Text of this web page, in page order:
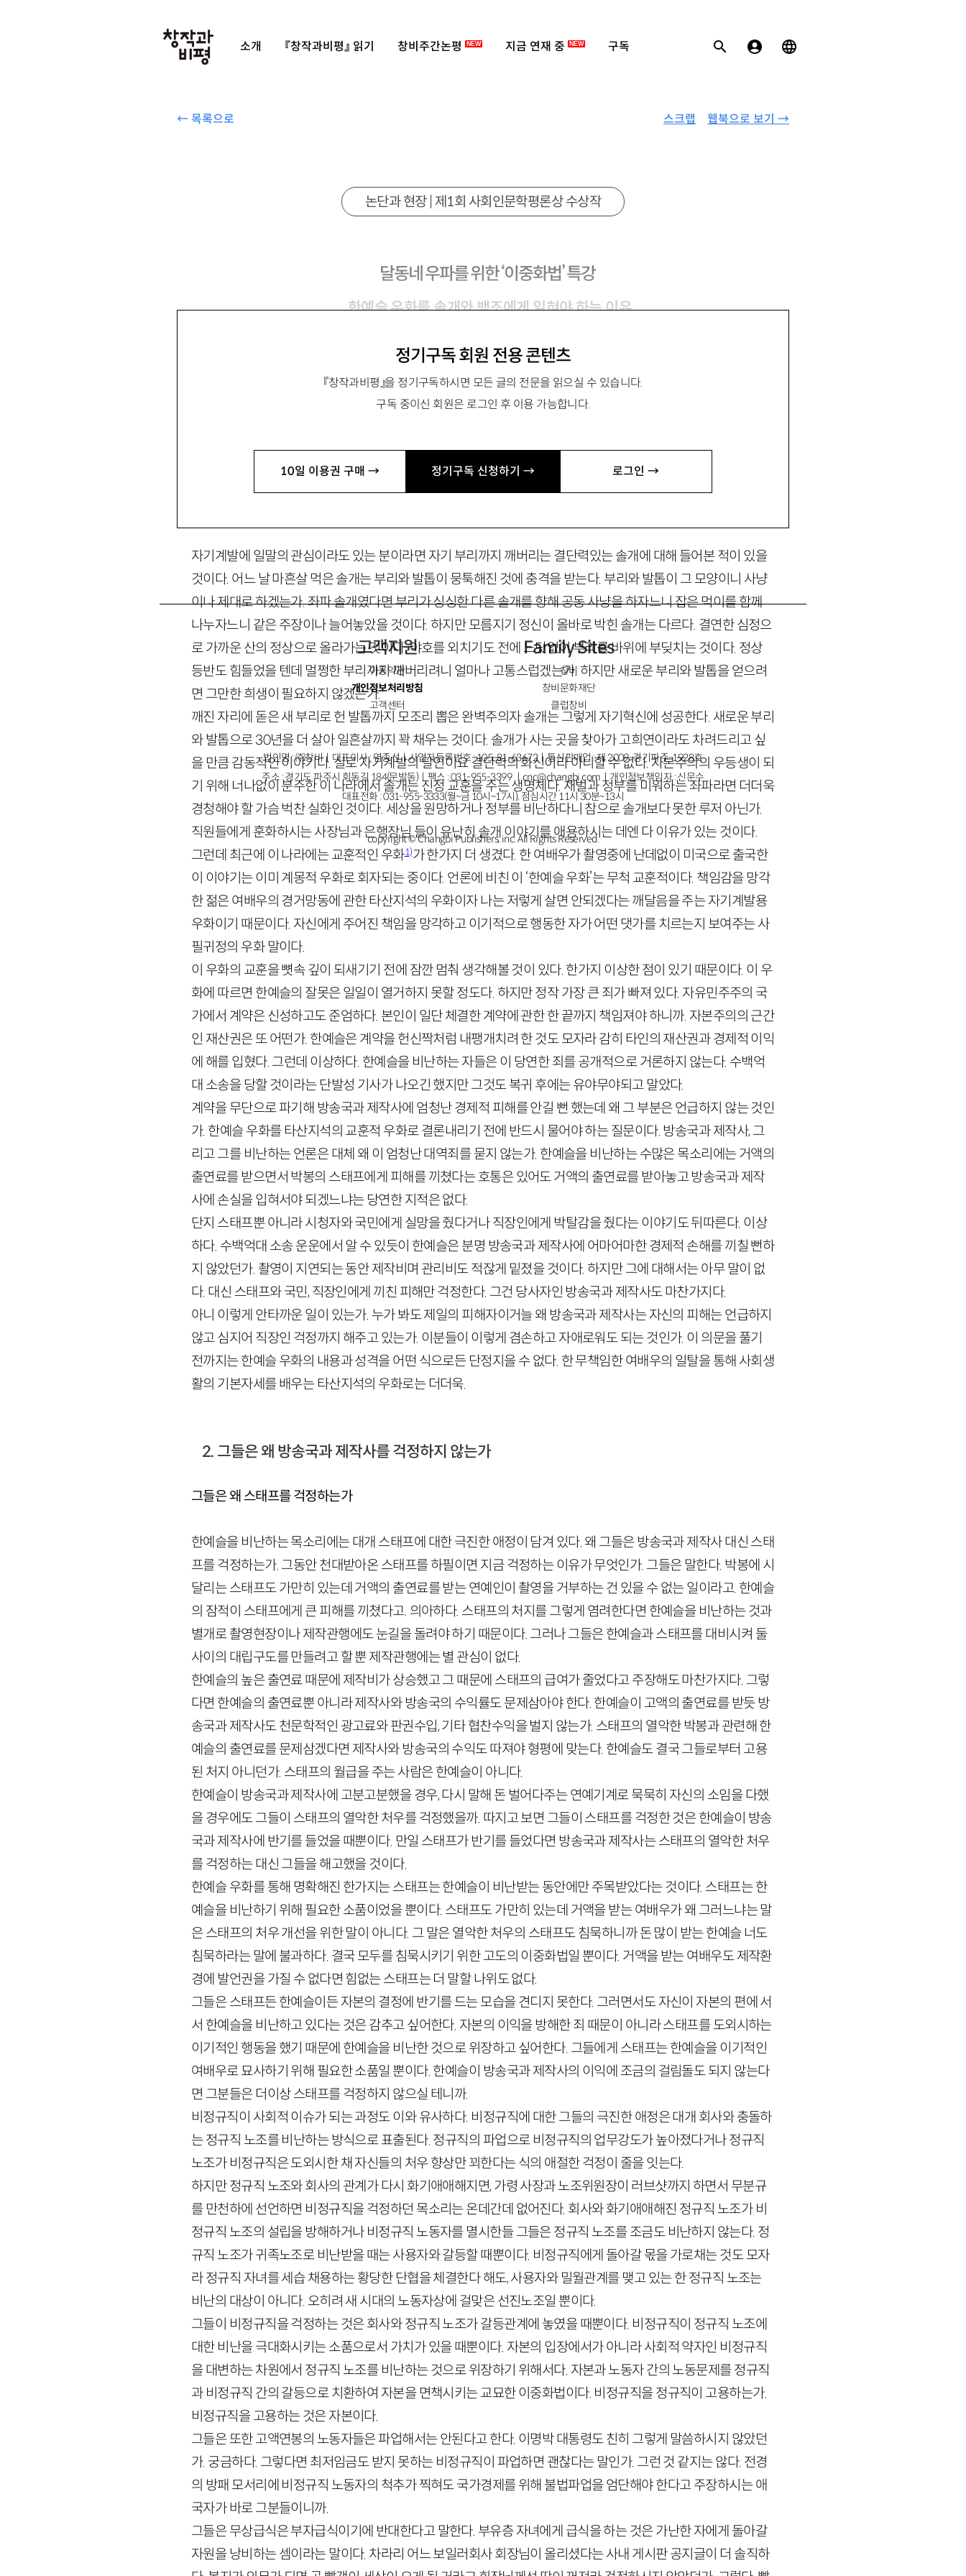
소개 『창작과비평』 읽기 창비주간논평 NEW 지금 연재 중 NEW 구독
← 목록으로 웹북으로 보기 →
스크랩
정기구독 회원 전용 콘텐츠
『창작과비평』을 정기구독하시면 모든 글의 전문을 읽으실 수 있습니다.
구독 중이신 회원은 로그인 후 이용 가능합니다.
10일 이용권 구매 → 정기구독 신청하기 → 로그인 →
논단과 현장 | 제1회 사회인문학평론상 수상작
달동네 우파를 위한 ‘이중화법’ 특강
한예슬 우화를 솔개와 백조에게 읽혀야 하는 이유
자기계발에 일말의 관심이라도 있는 분이라면 자기 부리까지 깨버리는 결단력있는 솔개에 대해 들어본 적이 있을
것이다. 어느 날 마흔살 먹은 솔개는 부리와 발톱이 뭉툭해진 것에 충격을 받는다. 부리와 발톱이 그 모양이니 사냥
이나 제대로 하겠는가. 좌파 솔개였다면 부리가 싱싱한 다른 솔개를 향해 공동 사냥을 하자느니 잡은 먹이를 함께
나누자느니 같은 주장이나 늘어놓았을 것이다. 하지만 모름지기 정신이 올바로 박힌 솔개는 다르다. 결연한 심정으
로 가까운 산의 정상으로 올라가는 것이다. 야호를 외치기도 전에 느닷없이 부리를 바위에 부딪치는 것이다. 정상
등반도 힘들었을 텐데 멀쩡한 부리까지 깨버리려니 얼마나 고통스럽겠는가. 하지만 새로운 부리와 발톱을 얻으려
면 그만한 희생이 필요하지 않겠는가.
깨진 자리에 돋은 새 부리로 헌 발톱까지 모조리 뽑은 완벽주의자 솔개는 그렇게 자기혁신에 성공한다. 새로운 부리
와 발톱으로30년을 더 살아 일흔살까지 꽉 채우는 것이다. 솔개가 사는 곳을 찾아가 고희연이라도 차려드리고 싶
을 만큼 감동적인 이야기다. 실로 자기계발의 달인이요 결단력의 화신이라 아니할 수 없다. 자본주의의 우등생이 되
기 위해 너나없이 분주한 이 나라에서 솔개는 진정 교훈을 주는 생명체다. 재벌과 정부를 미워하는 좌파라면 더더욱
경청해야 할 가슴 벅찬 실화인 것이다. 세상을 원망하거나 정부를 비난하다니 참으로 솔개보다 못한 루저 아닌가.
직원들에게 훈화하시는 사장님과 은행장님 들이 유난히 솔개 이야기를 애용하시는 데엔 다 이유가 있는 것이다.
그런데 최근에 이 나라에는 교훈적인 우화1)가 한가지 더 생겼다. 한 여배우가 촬영중에 난데없이 미국으로 출국한
이 이야기는 이미 계몽적 우화로 회자되는 중이다. 언론에 비친 이 ‘한예슬 우화’는 무척 교훈적이다. 책임감을 망각
한 젊은 여배우의 경거망동에 관한 타산지석의 우화이자 나는 저렇게 살면 안되겠다는 깨달음을 주는 자기계발용
우화이기 때문이다. 자신에게 주어진 책임을 망각하고 이기적으로 행동한 자가 어떤 댓가를 치르는지 보여주는 사
필귀정의 우화 말이다.
이 우화의 교훈을 뼛속 깊이 되새기기 전에 잠깐 멈춰 생각해볼 것이 있다. 한가지 이상한 점이 있기 때문이다. 이 우
화에 따르면 한예슬의 잘못은 일일이 열거하지 못할 정도다. 하지만 정작 가장 큰 죄가 빠져 있다. 자유민주주의 국
가에서 계약은 신성하고도 준엄하다. 본인이 일단 체결한 계약에 관한 한 끝까지 책임져야 하니까. 자본주의의 근간
인 재산권은 또 어떤가. 한예슬은 계약을 헌신짝처럼 내팽개치려 한 것도 모자라 감히 타인의 재산권과 경제적 이익
에 해를 입혔다. 그런데 이상하다. 한예슬을 비난하는 자들은 이 당연한 죄를 공개적으로 거론하지 않는다. 수백억
대 소송을 당할 것이라는 단발성 기사가 나오긴 했지만 그것도 복귀 후에는 유야무야되고 말았다.
계약을 무단으로 파기해 방송국과 제작사에 엄청난 경제적 피해를 안길 뻔 했는데 왜 그 부분은 언급하지 않는 것인
가. 한예슬 우화를 타산지석의 교훈적 우화로 결론내리기 전에 반드시 물어야 하는 질문이다. 방송국과 제작사, 그
리고 그를 비난하는 언론은 대체 왜 이 엄청난 대역죄를 묻지 않는가. 한예슬을 비난하는 수많은 목소리에는 거액의
출연료를 받으면서 박봉의 스태프에게 피해를 끼쳤다는 호통은 있어도 거액의 출연료를 받아놓고 방송국과 제작
사에 손실을 입혀서야 되겠느냐는 당연한 지적은 없다.
단지 스태프뿐 아니라 시청자와 국민에게 실망을 줬다거나 직장인에게 박탈감을 줬다는 이야기도 뒤따른다. 이상
하다. 수백억대 소송 운운에서 알 수 있듯이 한예슬은 분명 방송국과 제작사에 어마어마한 경제적 손해를 끼칠 뻔하
지 않았던가. 촬영이 지연되는 동안 제작비며 관리비도 적잖게 밑졌을 것이다. 하지만 그에 대해서는 아무 말이 없
다. 대신 스태프와 국민, 직장인에게 끼친 피해만 걱정한다. 그건 당사자인 방송국과 제작사도 마찬가지다.
아니 이렇게 안타까운 일이 있는가. 누가 봐도 제일의 피해자이거늘 왜 방송국과 제작사는 자신의 피해는 언급하지
않고 심지어 직장인 걱정까지 해주고 있는가. 이분들이 이렇게 겸손하고 자애로워도 되는 것인가. 이 의문을 풀기
전까지는 한예슬 우화의 내용과 성격을 어떤 식으로든 단정지을 수 없다. 한 무책임한 여배우의 일탈을 통해 사회생
활의 기본자세를 배우는 타산지석의 우화로는 더더욱.
2. 그들은 왜 방송국과 제작사를 걱정하지 않는가
그들은 왜 스태프를 걱정하는가
한예슬을 비난하는 목소리에는 대개 스태프에 대한 극진한 애정이 담겨 있다. 왜 그들은 방송국과 제작사 대신 스태
프를 걱정하는가. 그동안 천대받아온 스태프를 하필이면 지금 걱정하는 이유가 무엇인가. 그들은 말한다. 박봉에 시
달리는 스태프도 가만히 있는데 거액의 출연료를 받는 연예인이 촬영을 거부하는 건 있을 수 없는 일이라고. 한예슬
의 잠적이 스태프에게 큰 피해를 끼쳤다고. 의아하다. 스태프의 처지를 그렇게 염려한다면 한예슬을 비난하는 것과
별개로 촬영현장이나 제작관행에도 눈길을 돌려야 하기 때문이다. 그러나 그들은 한예슬과 스태프를 대비시켜 둘
사이의 대립구도를 만들려고 할 뿐 제작관행에는 별 관심이 없다.
한예슬의 높은 출연료 때문에 제작비가 상승했고 그 때문에 스태프의 급여가 줄었다고 주장해도 마찬가지다. 그렇
다면 한예슬의 출연료뿐 아니라 제작사와 방송국의 수익률도 문제삼아야 한다. 한예슬이 고액의 출연료를 받듯 방
송국과 제작사도 천문학적인 광고료와 판권수입, 기타 협찬수익을 벌지 않는가. 스태프의 열악한 박봉과 관련해 한
예슬의 출연료를 문제삼겠다면 제작사와 방송국의 수익도 따져야 형평에 맞는다. 한예슬도 결국 그들로부터 고용
된 처지 아니던가. 스태프의 월급을 주는 사람은 한예슬이 아니다.
한예슬이 방송국과 제작사에 고분고분했을 경우, 다시 말해 돈 벌어다주는 연예기계로 묵묵히 자신의 소임을 다했
을 경우에도 그들이 스태프의 열악한 처우를 걱정했을까. 따지고 보면 그들이 스태프를 걱정한 것은 한예슬이 방송
국과 제작사에 반기를 들었을 때뿐이다. 만일 스태프가 반기를 들었다면 방송국과 제작사는 스태프의 열악한 처우
를 걱정하는 대신 그들을 해고했을 것이다.
한예슬 우화를 통해 명확해진 한가지는 스태프는 한예슬이 비난받는 동안에만 주목받았다는 것이다. 스태프는 한
예슬을 비난하기 위해 필요한 소품이었을 뿐이다. 스태프도 가만히 있는데 거액을 받는 여배우가 왜 그러느냐는 말
은 스태프의 처우 개선을 위한 말이 아니다. 그 말은 열악한 처우의 스태프도 침묵하니까 돈 많이 받는 한예슬 너도
침묵하라는 말에 불과하다. 결국 모두를 침묵시키기 위한 고도의 이중화법일 뿐이다. 거액을 받는 여배우도 제작환
경에 발언권을 가질 수 없다면 힘없는 스태프는 더 말할 나위도 없다.
그들은 스태프든 한예슬이든 자본의 결정에 반기를 드는 모습을 견디지 못한다. 그러면서도 자신이 자본의 편에 서
서 한예슬을 비난하고 있다는 것은 감추고 싶어한다. 자본의 이익을 방해한 죄 때문이 아니라 스태프를 도외시하는
이기적인 행동을 했기 때문에 한예슬을 비난한 것으로 위장하고 싶어한다. 그들에게 스태프는 한예슬을 이기적인
여배우로 묘사하기 위해 필요한 소품일 뿐이다. 한예슬이 방송국과 제작사의 이익에 조금의 걸림돌도 되지 않는다
면 그분들은 더이상 스태프를 걱정하지 않으실 테니까.
비정규직이 사회적 이슈가 되는 과정도 이와 유사하다. 비정규직에 대한 그들의 극진한 애정은 대개 회사와 충돌하
는 정규직 노조를 비난하는 방식으로 표출된다. 정규직의 파업으로 비정규직의 업무강도가 높아졌다거나 정규직
노조가 비정규직은 도외시한 채 자신들의 처우 향상만 꾀한다는 식의 애절한 걱정이 줄을 잇는다.
하지만 정규직 노조와 회사의 관계가 다시 화기애애해지면, 가령 사장과 노조위원장이 러브샷까지 하면서 무분규
를 만천하에 선언하면 비정규직을 걱정하던 목소리는 온데간데 없어진다. 회사와 화기애애해진 정규직 노조가 비
정규직 노조의 설립을 방해하거나 비정규직 노동자를 멸시한들 그들은 정규직 노조를 조금도 비난하지 않는다. 정
규직 노조가 귀족노조로 비난받을 때는 사용자와 갈등할 때뿐이다. 비정규직에게 돌아갈 몫을 가로채는 것도 모자
라 정규직 자녀를 세습 채용하는 황당한 단협을 체결한다 해도, 사용자와 밀월관계를 맺고 있는 한 정규직 노조는
비난의 대상이 아니다. 오히려 새 시대의 노동자상에 걸맞은 선진노조일 뿐이다.
그들이 비정규직을 걱정하는 것은 회사와 정규직 노조가 갈등관계에 놓였을 때뿐이다. 비정규직이 정규직 노조에
대한 비난을 극대화시키는 소품으로서 가치가 있을 때뿐이다. 자본의 입장에서가 아니라 사회적 약자인 비정규직
을 대변하는 차원에서 정규직 노조를 비난하는 것으로 위장하기 위해서다. 자본과 노동자 간의 노동문제를 정규직
과 비정규직 간의 갈등으로 치환하여 자본을 면책시키는 교묘한 이중화법이다. 비정규직을 정규직이 고용하는가.
비정규직을 고용하는 것은 자본이다.
그들은 또한 고액연봉의 노동자들은 파업해서는 안된다고 한다. 이명박 대통령도 친히 그렇게 말씀하시지 않았던
가. 궁금하다. 그렇다면 최저임금도 받지 못하는 비정규직이 파업하면 괜찮다는 말인가. 그런 것 같지는 않다. 전경
의 방패 모서리에 비정규직 노동자의 척추가 찍혀도 국가경제를 위해 불법파업을 엄단해야 한다고 주장하시는 애
국자가 바로 그분들이니까.
그들은 무상급식은 부자급식이기에 반대한다고 말한다. 부유층 자녀에게 급식을 하는 것은 가난한 자에게 돌아갈
자원을 낭비하는 셈이라는 말이다. 차라리 어느 보일러회사 회장님이 올리셨다는 사내 게시판 공지글이 더 솔직하
고객지원
이용약관
개인정보처리방침
고객센터
Family Sites
창비
창비문화재단
클럽창비
법인명 : ㈜창비ㅣ대표이사 : 염종선ㅣ사업자등록번호 : 105-81-63672ㅣ통신판매업 : 제 2009-경기파주-1928호
주소 : 경기도 파주시 회동길 184(문발동)ㅣ팩스 : 031-955-3399 ㅣcnc@changbi.com ㅣ개인정보책임자 : 신문수
대표전화 : 031-955-3333(월~금 10시~17시), 점심시간 11시 30분~13시
copyright © Changbi Publishers, inc. All Rights Reserved.